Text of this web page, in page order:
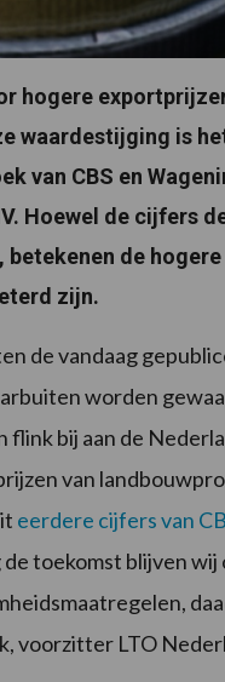
hogere
waardestijging is
van CBS en
Hoewel de cijfers
de
zijn.
de vandaag
worden
bij aan de
van
eerdere cijfers van
toekomst blijven wij
voorzitter LTO